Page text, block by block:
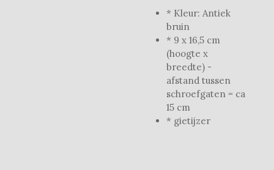
* Kleur: Antiek
bruin
* 9 x 16,5 cm
(hoogte x
breedte) -
afstand tussen
schroefgaten = ca
15 cm
* gietijzer